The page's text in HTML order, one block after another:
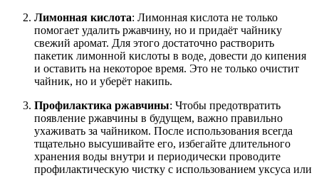
Лимонная кислота: Лимонная кислота не только
помогает удалить ржавчину, но и придаёт чайнику
свежий аромат. Для этого достаточно растворить
пакетик лимонной кислоты в воде, довести до кипения
и оставить на некоторое время. Это не только очистит
чайник, но и уберёт накипь.
Профилактика ржавчины: Чтобы предотвратить
появление ржавчины в будущем, важно правильно
ухаживать за чайником. После использования всегда
тщательно высушивайте его, избегайте длительного
хранения воды внутри и периодически проводите
профилактическую чистку с использованием уксуса или